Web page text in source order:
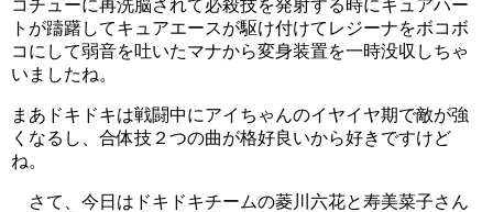
コチューに再洗脳されて必殺技を発射する時にキュアハー
トが躊躇してキュアエースが駆け付けてレジーナをボコボ
コにして弱音を吐いたマナから変身装置を一時没収しちゃ
いましたね。
まあドキドキは戦闘中にアイちゃんのイヤイヤ期で敵が強
くなるし、合体技２つの曲が格好良いから好きですけど
ね。
さて、今日はドキドキチームの菱川六花と寿美菜子さん